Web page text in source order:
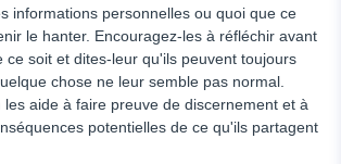
informations personnelles ou quoi que ce
le hanter. Encouragez-les à réfléchir avant
ce soit et dites-leur qu'ils peuvent toujours
chose ne leur semble pas normal.
aide à faire preuve de discernement et à
potentielles de ce qu'ils partagent